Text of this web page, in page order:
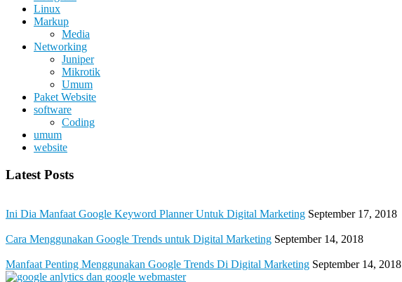
Linux
Markup
Media
Networking
Juniper
Mikrotik
Umum
Paket Website
software
Coding
umum
website
Latest Posts
Ini Dia Manfaat Google Keyword Planner Untuk Digital Marketing September 17, 2018
Cara Menggunakan Google Trends untuk Digital Marketing September 14, 2018
Manfaat Penting Menggunakan Google Trends Di Digital Marketing September 14, 2018